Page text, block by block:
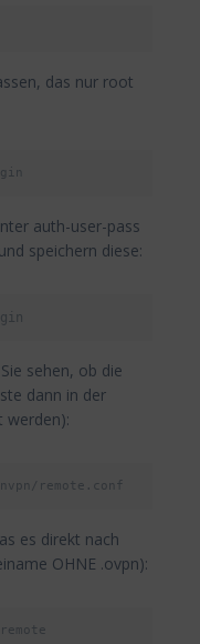
das nur root
auth-user-pass
speichern diese:
sehen, ob die
dann in der
werden):
remote.conf
es direkt nach
OHNE .ovpn):